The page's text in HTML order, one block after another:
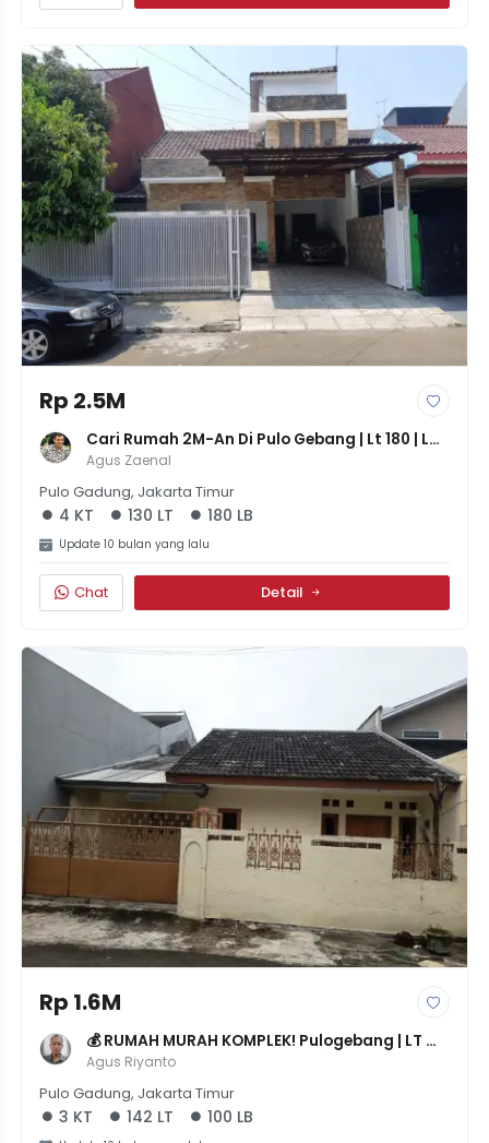
Rp 2.5M
Cari Rumah 2M-An Di Pulo Gebang | Lt 180 | Lb
130 | 4 Kamar
Agus Zaenal
Pulo Gadung, Jakarta Timur
4 KT 130 LT 180 LB
Update 10 bulan yang lalu
Chat Detail
Rp 1.6M
💰 RUMAH MURAH KOMPLEK! Pulogebang | LT
142m² | 3 KT | SHM | NEGO 1,6M 💰
Agus Riyanto
Pulo Gadung, Jakarta Timur
3 KT 142 LT 100 LB